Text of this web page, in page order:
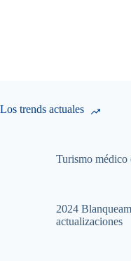
Los trends actuales
Turismo médico
2024
actualizaciones